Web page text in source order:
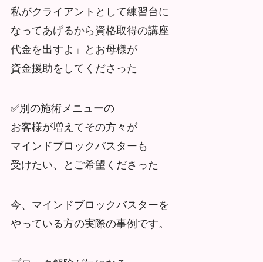
私がクライアントとして練習台に
なってあげるから資格取得の講座
代金を出すよ」とお母様が
資金援助をしてくださった
✅別の施術メニューの
お客様が増えてその方々が
マインドブロックバスターも
受けたい、とご希望くださった
今、マインドブロックバスターを
やっている方の実際の事例です。